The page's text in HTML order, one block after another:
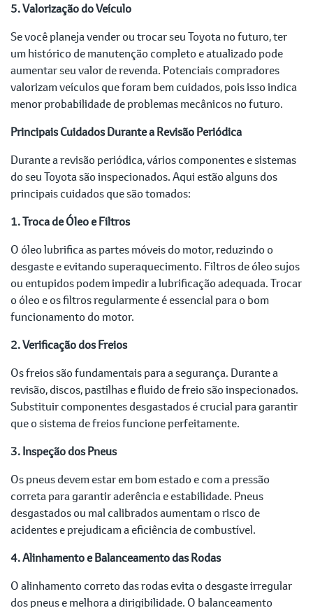
5. Valorização do Veículo
Se você planeja vender ou trocar seu Toyota no futuro, ter
um histórico de manutenção completo e atualizado pode
aumentar seu valor de revenda. Potenciais compradores
valorizam veículos que foram bem cuidados, pois isso indica
menor probabilidade de problemas mecânicos no futuro.
Principais Cuidados Durante a Revisão Periódica
Durante a revisão periódica, vários componentes e sistemas
do seu Toyota são inspecionados. Aqui estão alguns dos
principais cuidados que são tomados:
1. Troca de Óleo e Filtros
O óleo lubrifica as partes móveis do motor, reduzindo o
desgaste e evitando superaquecimento. Filtros de óleo sujos
ou entupidos podem impedir a lubrificação adequada. Trocar
o óleo e os filtros regularmente é essencial para o bom
funcionamento do motor.
2. Verificação dos Freios
Os freios são fundamentais para a segurança. Durante a
revisão, discos, pastilhas e fluido de freio são inspecionados.
Substituir componentes desgastados é crucial para garantir
que o sistema de freios funcione perfeitamente.
3. Inspeção dos Pneus
Os pneus devem estar em bom estado e com a pressão
correta para garantir aderência e estabilidade. Pneus
desgastados ou mal calibrados aumentam o risco de
acidentes e prejudicam a eficiência de combustível.
4. Alinhamento e Balanceamento das Rodas
O alinhamento correto das rodas evita o desgaste irregular
dos pneus e melhora a dirigibilidade. O balanceamento